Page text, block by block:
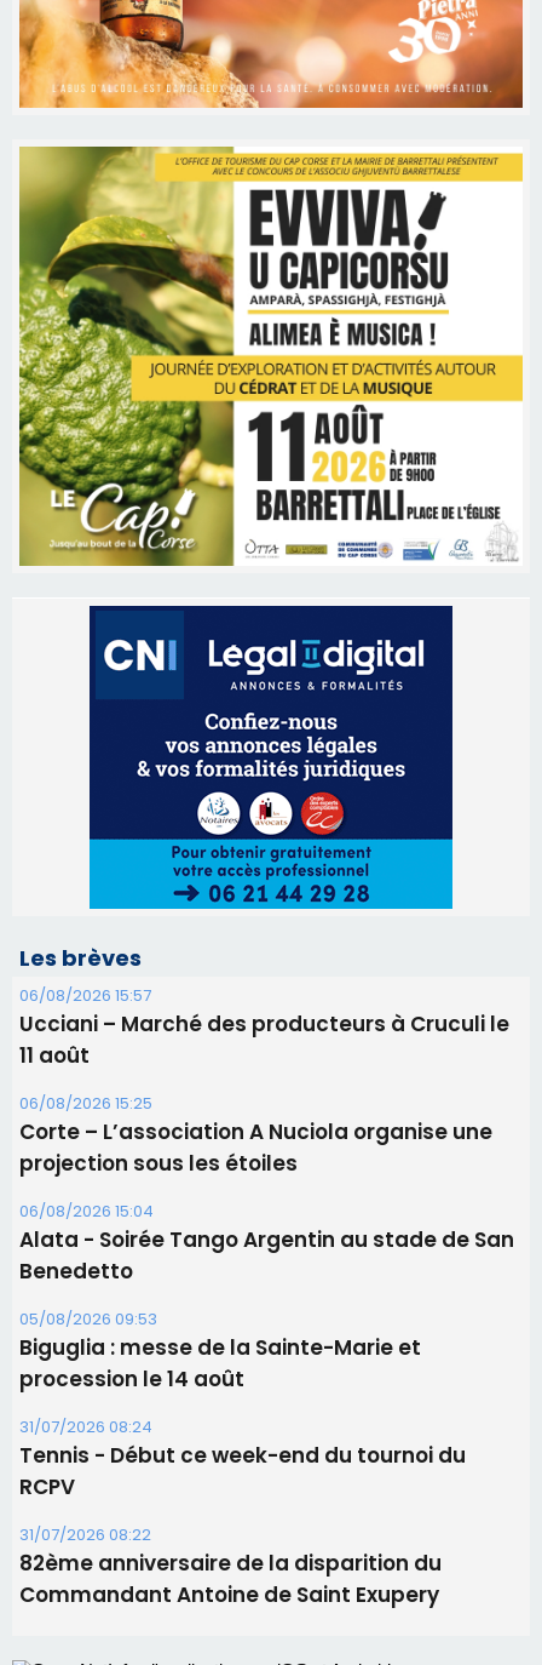
Les brèves
06/08/2026 15:57
Ucciani – Marché des producteurs à Cruculi le
11 août
06/08/2026 15:25
Corte – L’association A Nuciola organise une
projection sous les étoiles
06/08/2026 15:04
Alata - Soirée Tango Argentin au stade de San
Benedetto
05/08/2026 09:53
Biguglia : messe de la Sainte-Marie et
procession le 14 août
31/07/2026 08:24
Tennis - Début ce week-end du tournoi du
RCPV
31/07/2026 08:22
82ème anniversaire de la disparition du
Commandant Antoine de Saint Exupery